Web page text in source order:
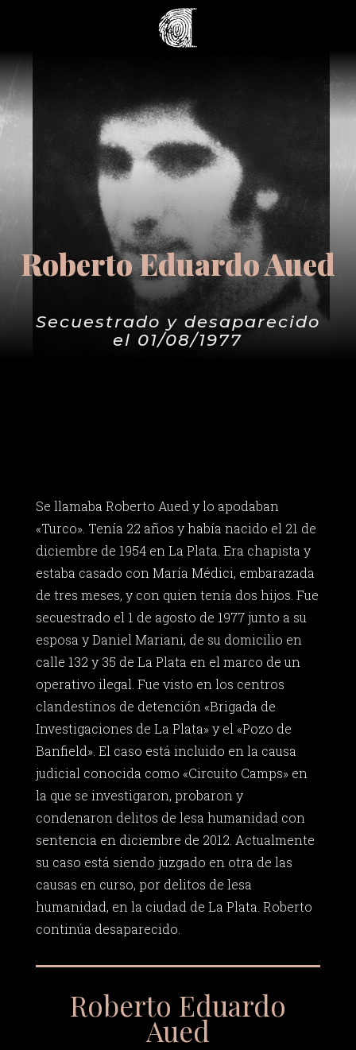
Roberto Eduardo Aued
Secuestrado y desaparecido
el 01/08/1977
Se llamaba Roberto Aued y lo apodaban
«Turco». Tenía 22 años y había nacido el 21 de
diciembre de 1954 en La Plata. Era chapista y
estaba casado con María Médici, embarazada
de tres meses, y con quien tenía dos hijos. Fue
secuestrado el 1 de agosto de 1977 junto a su
esposa y Daniel Mariani, de su domicilio en
calle 132 y 35 de La Plata en el marco de un
operativo ilegal. Fue visto en los centros
clandestinos de detención «Brigada de
Investigaciones de La Plata» y el «Pozo de
Banfield». El caso está incluido en la causa
judicial conocida como «Circuito Camps» en
la que se investigaron, probaron y
condenaron delitos de lesa humanidad con
sentencia en diciembre de 2012. Actualmente
su caso está siendo juzgado en otra de las
causas en curso, por delitos de lesa
humanidad, en la ciudad de La Plata. Roberto
continúa desaparecido.
Roberto Eduardo
Aued